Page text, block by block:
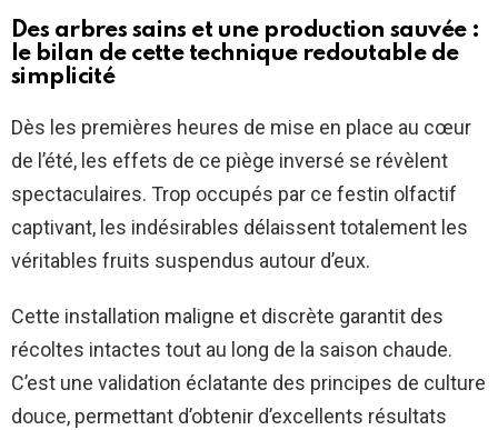
Des arbres sains et une production sauvée :
le bilan de cette technique redoutable de
simplicité
Dès les premières heures de mise en place au cœur
de l’été, les effets de ce piège inversé se révèlent
spectaculaires. Trop occupés par ce festin olfactif
captivant, les indésirables délaissent totalement les
véritables fruits suspendus autour d’eux.
Cette installation maligne et discrète garantit des
récoltes intactes tout au long de la saison chaude.
C’est une validation éclatante des principes de culture
douce, permettant d’obtenir d’excellents résultats